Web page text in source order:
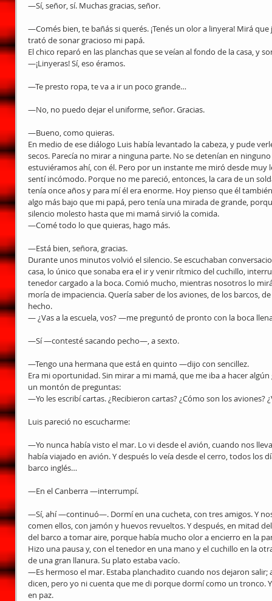
—Sí, señor, sí. Muchas gracias, señor.
—Comés bien, te bañás si querés. ¡Tenés un olor a linyera! Mirá
trató de sonar gracioso mi papá.
El chico reparó en las planchas que se veían al fondo de la casa, y
—¡Linyeras! Sí, eso éramos.
—Te presto ropa, te va a ir un poco grande…
—No, no puedo dejar el uniforme, señor. Gracias.
—Bueno, como quieras.
En medio de ese diálogo Luis había levantado la cabeza, y pude
secos. Parecía no mirar a ninguna parte. No se detenían en
estuviéramos ahí, con él. Pero por un instante me miró desde muy
sentí incómodo. Porque no me pareció, entonces, la cara de un
tenía once años y para mí él era enorme. Hoy pienso que él
algo más bajo que mi papá, pero tenía una mirada de grande,
silencio molesto hasta que mi mamá sirvió la comida.
—Comé todo lo que quieras, hago más.
—Está bien, señora, gracias.
Durante unos minutos volvió el silencio. Se escuchaban
casa, lo único que sonaba era el ir y venir rítmico del cuchillo,
tenedor cargado a la boca. Comió mucho, mientras nosotros lo
moría de impaciencia. Quería saber de los aviones, de los barcos,
hecho.
— ¿Vas a la escuela, vos? —me preguntó de pronto con la boca
—Sí —contesté sacando pecho—, a sexto.
—Tengo una hermana que está en quinto —dijo con sencillez.
Era mi oportunidad. Sin mirar a mi mamá, que me iba a hacer
un montón de preguntas:
—Yo les escribí cartas. ¿Recibieron cartas? ¿Cómo son los aviones?
Luis pareció no escucharme:
—Yo nunca había visto el mar. Lo vi desde el avión, cuando nos
había viajado en avión. Y después lo veía desde el cerro, todos los
barco inglés…
—En el Canberra —interrumpí.
—Sí, ahí —continuó—. Dormí en una cucheta, con tres amigos. Y
comen ellos, con jamón y huevos revueltos. Y después, en mitad
del barco a tomar aire, porque había mucho olor a encierro en la
Hizo una pausa y, con el tenedor en una mano y el cuchillo en la
de una gran llanura. Su plato estaba vacío.
—Es hermoso el mar. Estaba planchadito cuando nos dejaron
dicen, pero yo ni cuenta que me di porque dormí como un tronco.
en paz.